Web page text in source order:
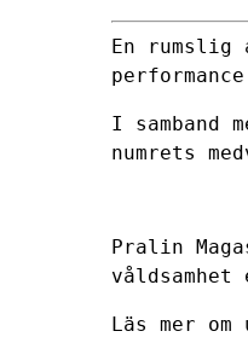
En rumslig
I samband
numrets
Pralin
Läs mer